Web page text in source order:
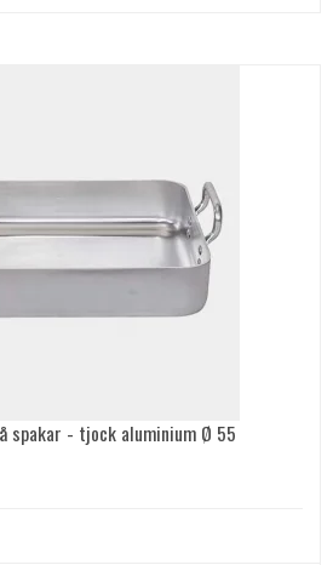
spakar - tjock aluminium Ø 55